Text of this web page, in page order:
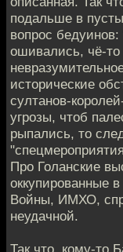
подальше в
вопрос
ошивались, чё-
исторические
султанов-
угрозы, чтоб
рыпались, то
Про Голанские
оккупированные
Войны, ИМХО,
неудачной.
Так что, кому-то